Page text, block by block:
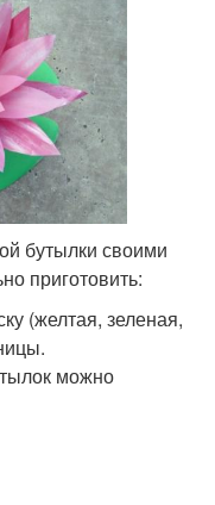
бутылки своими
приготовить:
(желтая, зеленая,
можно